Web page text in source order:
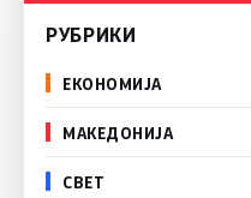
РУБРИКИ
ЕКОНОМИЈА
МАКЕДОНИЈА
СВЕТ